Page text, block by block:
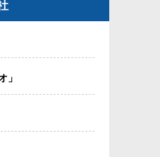
」